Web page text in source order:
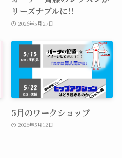
リーズナブルに!!
2026年5月27日
5月のワークショップ
2026年5月12日